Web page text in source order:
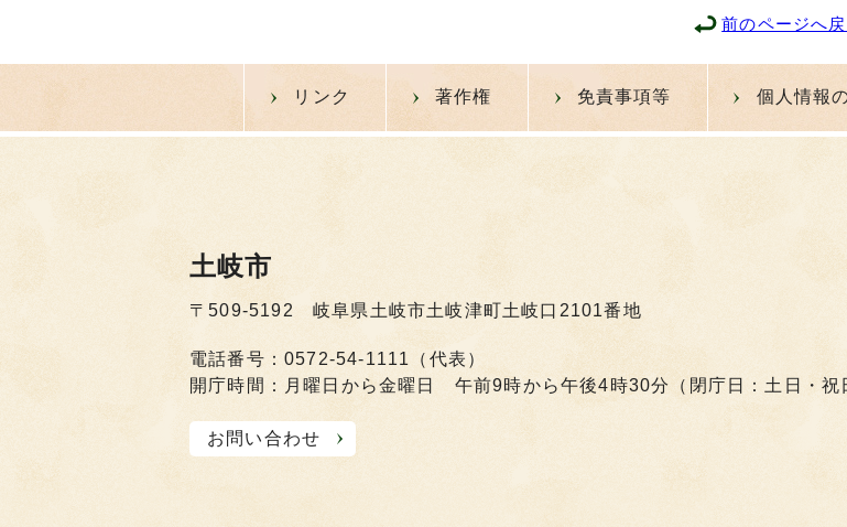
前のページへ戻
リンク 著作権 免責事項等 個人情報
土岐市
〒509-5192 岐阜県土岐市土岐津町土岐口2101番地
電話番号：0572-54-1111（代表）
開庁時間：月曜日から金曜日 午前9時から午後4時30分（閉庁日：土日・祝
お問い合わせ